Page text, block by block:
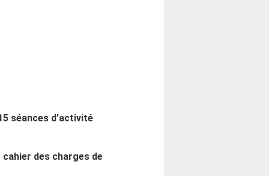
séances d’activité
des charges de